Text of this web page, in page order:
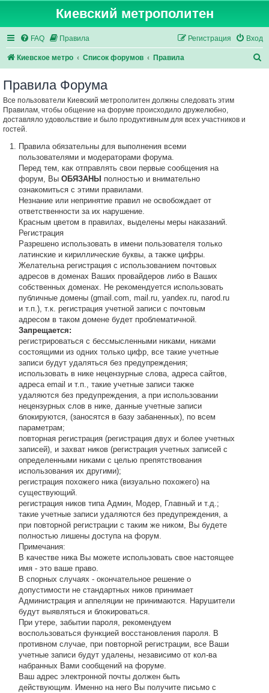
Киевский метрополитен
FAQ Правила Вход
Регистрация
Киевское метро Список форумов Правила
Правила Форума
Все пользователи Киевский метрополитен должны следовать этим
Правилам, чтобы общение на форуме происходило дружелюбно,
доставляло удовольствие и было продуктивным для всех участников и
гостей.
Правила обязательны для выполнения всеми
пользователями и модераторами форума.
Перед тем, как отправлять свои первые сообщения на
форум, ВыОБЯЗАНЫ полностью и внимательно
ознакомиться с этими правилами.
Незнание или непринятие правил не освобождает от
ответственности за их нарушение.
Красным цветом в правилах, выделены меры наказаний.
Регистрация
Разрешено использовать в имени пользователя только
латинские и кириллические буквы, а также цифры.
Желательна регистрация с использованием почтовых
адресов в доменах Ваших провайдеров либо в Ваших
собственных доменах. Не рекомендуется использовать
публичные домены (gmail.com, mail.ru, yandex.ru, narod.ru
и т.п.), т.к. регистрация учетной записи с почтовым
адресом в таком домене будет проблематичной.
Запрещается:
регистрироваться с бессмысленными никами, никами
состоящими из одних только цифр, все такие учетные
записи будут удаляться без предупреждения;
использовать в нике нецензурные слова, адреса сайтов,
адреса email и т.п., такие учетные записи также
удаляются без предупреждения, а при использовании
нецензурных слов в нике, данные учетные записи
блокируются, (заносятся в базу забаненных), по всем
параметрам;
повторная регистрация (регистрация двух и более учетных
записей), и захват ников (регистрация учетных записей с
определенными никами с целью препятствования
использования их другими);
регистрация похожего ника (визуально похожего) на
существующий.
регистрация ников типа Админ, Модер, Главный и т.д.;
такие учетные записи удаляются без предупреждения, а
при повторной регистрации с таким же ником, Вы будете
полностью лишены доступа на форум.
Примечания:
В качестве ника Вы можете использовать свое настоящее
имя - это ваше право.
В спорных случаях - окончательное решение о
допустимости не стандартных ников принимает
Администрация и аппеляции не принимаются. Нарушители
будут выявляться и блокироваться.
При утере, забытии пароля, рекомендуем
воспользоваться функцией восстановления пароля. В
противном случае, при повторной регистрации, все Ваши
учетные записи будут удалены, независимо от кол-ва
набранных Вами сообщений на форуме.
Ваш адрес электронной почты должен быть
действующим. Именно на него Вы получите письмо с